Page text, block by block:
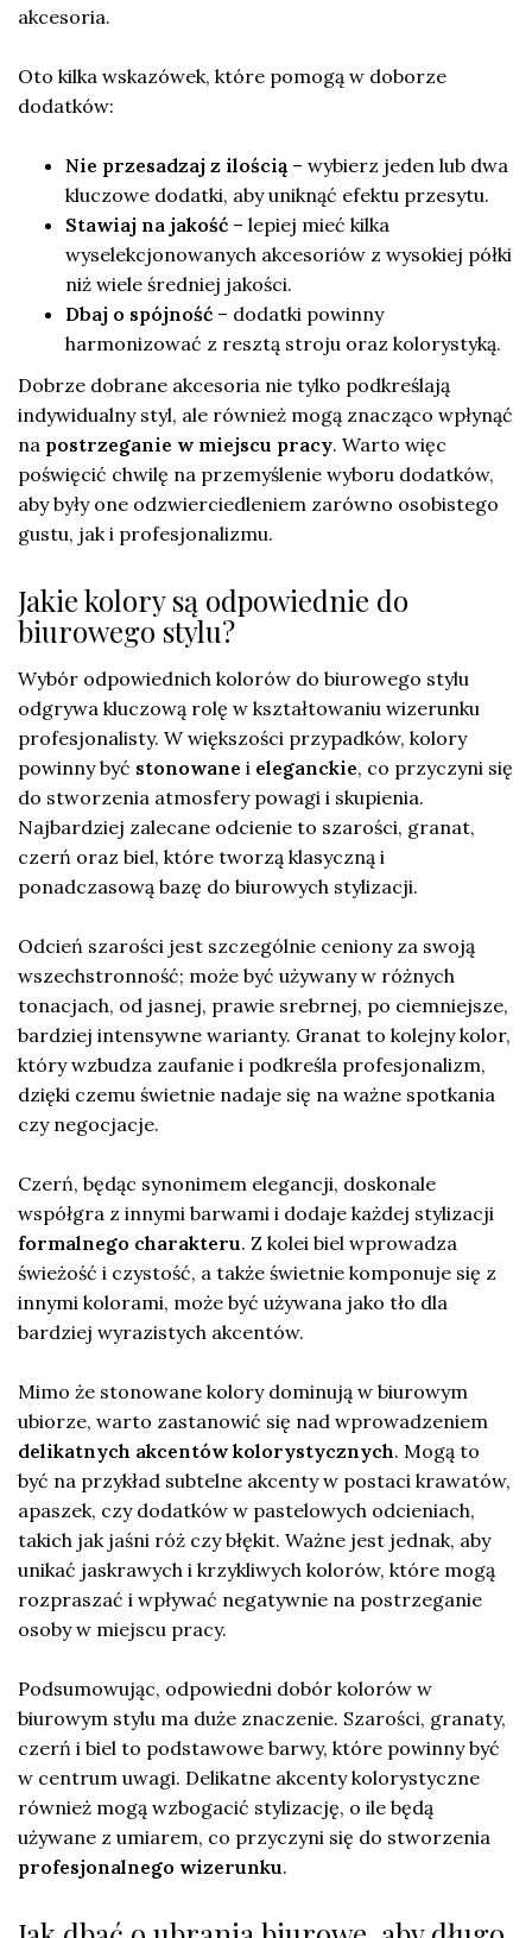
akcesoria.
Oto kilka wskazówek, które pomogą w doborze
dodatków:
Nie przesadzaj z ilością – wybierz jeden lub dwa
kluczowe dodatki, aby uniknąć efektu przesytu.
Stawiaj na jakość – lepiej mieć kilka
wyselekcjonowanych akcesoriów z wysokiej półki
niż wiele średniej jakości.
Dbaj o spójność – dodatki powinny
harmonizować z resztą stroju oraz kolorystyką.
Dobrze dobrane akcesoria nie tylko podkreślają
indywidualny styl, ale również mogą znacząco wpłynąć
na postrzeganie w miejscu pracy. Warto więc
poświęcić chwilę na przemyślenie wyboru dodatków,
aby były one odzwierciedleniem zarówno osobistego
gustu, jak i profesjonalizmu.
Jakie kolory są odpowiednie do
biurowego stylu?
Wybór odpowiednich kolorów do biurowego stylu
odgrywa kluczową rolę w kształtowaniu wizerunku
profesjonalisty. W większości przypadków, kolory
powinny być stonowane i eleganckie, co przyczyni się
do stworzenia atmosfery powagi i skupienia.
Najbardziej zalecane odcienie to szarości, granat,
czerń oraz biel, które tworzą klasyczną i
ponadczasową bazę do biurowych stylizacji.
Odcień szarości jest szczególnie ceniony za swoją
wszechstronność; może być używany w różnych
tonacjach, od jasnej, prawie srebrnej, po ciemniejsze,
bardziej intensywne warianty. Granat to kolejny kolor,
który wzbudza zaufanie i podkreśla profesjonalizm,
dzięki czemu świetnie nadaje się na ważne spotkania
czy negocjacje.
Czerń, będąc synonimem elegancji, doskonale
współgra z innymi barwami i dodaje każdej stylizacji
formalnego charakteru. Z kolei biel wprowadza
świeżość i czystość, a także świetnie komponuje się z
innymi kolorami, może być używana jako tło dla
bardziej wyrazistych akcentów.
Mimo że stonowane kolory dominują w biurowym
ubiorze, warto zastanowić się nad wprowadzeniem
delikatnych akcentów kolorystycznych. Mogą to
być na przykład subtelne akcenty w postaci krawatów,
apaszek, czy dodatków w pastelowych odcieniach,
takich jak jaśni róż czy błękit. Ważne jest jednak, aby
unikać jaskrawych i krzykliwych kolorów, które mogą
rozpraszać i wpływać negatywnie na postrzeganie
osoby w miejscu pracy.
Podsumowując, odpowiedni dobór kolorów w
biurowym stylu ma duże znaczenie. Szarości, granaty,
czerń i biel to podstawowe barwy, które powinny być
w centrum uwagi. Delikatne akcenty kolorystyczne
również mogą wzbogacić stylizację, o ile będą
używane z umiarem, co przyczyni się do stworzenia
profesjonalnego wizerunku.